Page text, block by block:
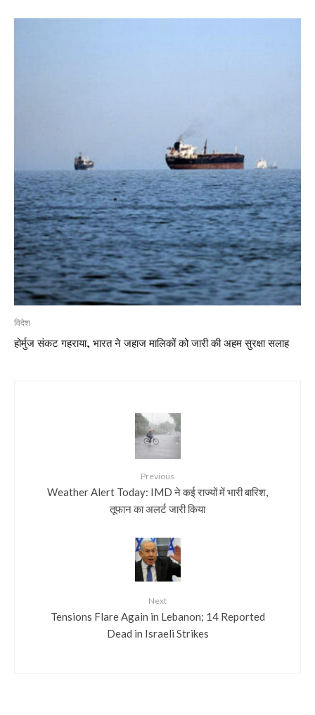
विदेश
होर्मुज संकट गहराया, भारत ने जहाज मालिकों को जारी की अहम सुरक्षा सलाह
Previous
Weather Alert Today: IMD ने कई राज्यों में भारी बारिश,
तूफान का अलर्ट जारी किया
Next
Tensions Flare Again in Lebanon; 14 Reported
Dead in Israeli Strikes